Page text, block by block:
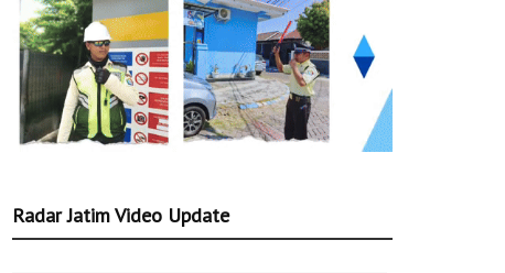
Radar Jatim Video Update